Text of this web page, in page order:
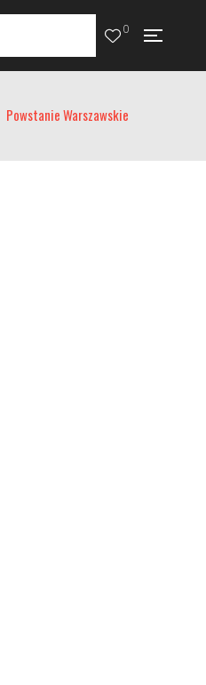
0
Powstanie Warszawskie